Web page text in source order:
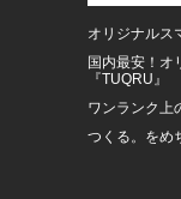
オリジナルス
国内最安！オ
『TUQRU』
ワンランク上
つくる。をめ